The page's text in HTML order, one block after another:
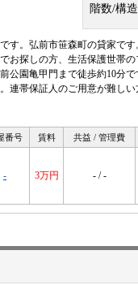
階数/構造
す。弘前市笹森町の貸家で
お探しの方、生活保護世帯
公園亀甲門まで徒歩約10分
連帯保証人のご用意が難し
番号 賃料 共益 / 管理費
- 3万円 - / -